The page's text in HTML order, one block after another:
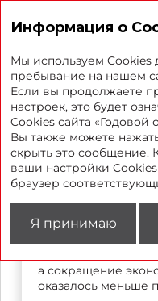
В 2022 г.
структурной
со множеством
деятельности и
а сокращение
оказалось меньше
Информация о
Мы используем Cookies
пребывание на нашем
Если вы продолжаете
настроек, это будет
Cookies сайта «Годовой
Вы также можете
скрыть это сообщение.
ваши настройки
браузер
Я принимаю